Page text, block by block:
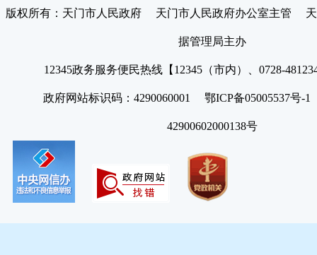
版权所有：天门市人民政府 天门市人民政府办公室主管 天
据管理局主办
12345政务服务便民热线【12345（市内）、0728-
政府网站标识码：4290060001 鄂ICP备05005537号
42900602000138号